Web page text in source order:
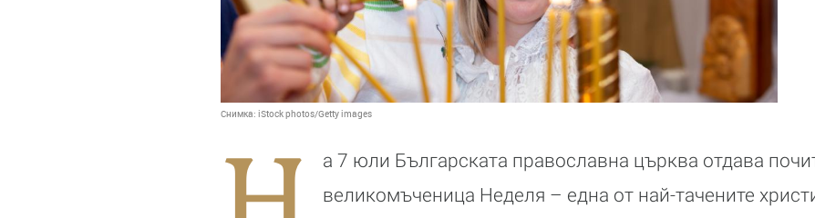
Снимка: iStock photos/Getty images
а 7 юли Българската православна църква отдава
великомъченица Неделя – една от най-тачените